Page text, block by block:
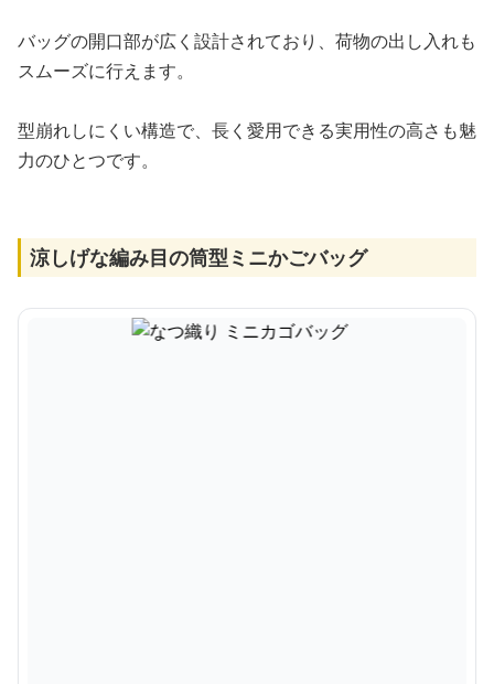
バッグの開口部が広く設計されており、荷物の出し入れも
スムーズに行えます。
型崩れしにくい構造で、長く愛用できる実用性の高さも魅
力のひとつです。
涼しげな編み目の筒型ミニかごバッグ